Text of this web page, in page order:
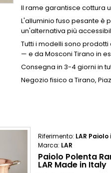
Il rame garantisce cottura
L'alluminio fuso pesante è
un'alternativa più
Tutti i modelli sono
— e da Mosconi Tirano in
Consegna in 3-4 giorni in
Negozio fisico a Tirano,
Riferimento: LAR
Marca: LAR
Paiolo Polenta
LAR Made in Italy